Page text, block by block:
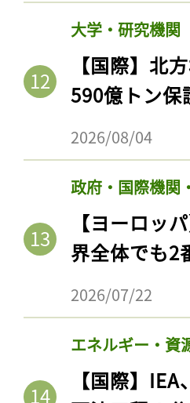
大学・研究機関
【国際】北
590億トン保
2026/08/04
政府・国際機関
【ヨーロッ
界全体でも2
2026/07/22
エネルギー・資
【国際】